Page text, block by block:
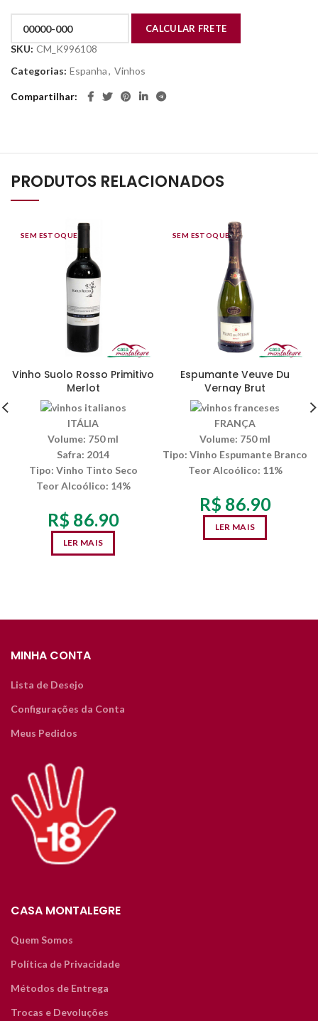
SKU: CM_K996108
Categorias: Espanha, Vinhos
Compartilhar
PRODUTOS RELACIONADOS
SEM ESTOQUE
Vinho Suolo Rosso Primitivo
Merlot
ITÁLIA
Volume: 750 ml
Safra: 2014
Tipo: Vinho Tinto Seco
Teor Alcoólico: 14%
R$ 86.90
LER MAIS
SEM ESTOQUE
Espumante Veuve Du
Vernay Brut
FRANÇA
Volume: 750 ml
Tipo: Vinho Espumante Branco
Teor Alcoólico: 11%
R$ 86.90
LER MAIS
MINHA CONTA
Lista de Desejo
Configurações da Conta
Meus Pedidos
CASA MONTALEGRE
Quem Somos
Política de Privacidade
Métodos de Entrega
Trocas e Devoluções